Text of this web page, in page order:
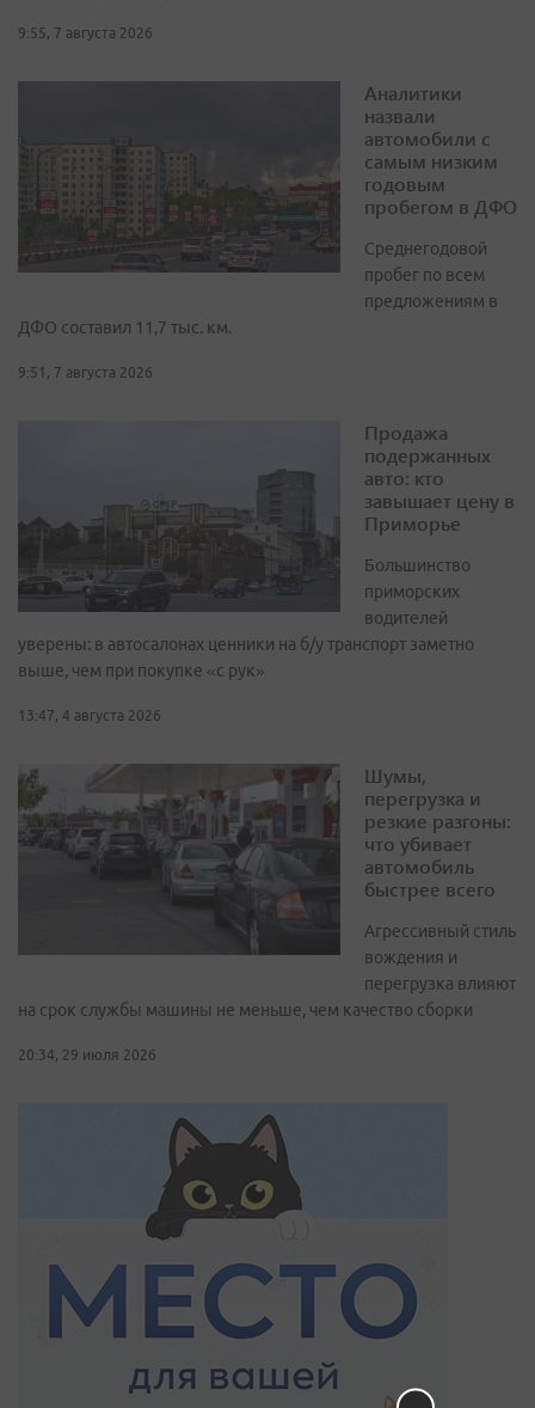
9:55, 7 августа 2026
Аналитики
назвали
автомобили с
самым низким
годовым
пробегом в ДФО
Среднегодовой
пробег по всем
предложениям в
ДФО составил 11,7 тыс. км.
9:51, 7 августа 2026
Продажа
подержанных
авто: кто
завышает цену в
Приморье
Большинство
приморских
водителей
уверены: в автосалонах ценники на б/у транспорт заметно
выше, чем при покупке «с рук»
13:47, 4 августа 2026
Шумы,
перегрузка и
резкие разгоны:
что убивает
автомобиль
быстрее всего
Агрессивный стиль
вождения и
перегрузка влияют
на срок службы машины не меньше, чем качество сборки
20:34, 29 июля 2026